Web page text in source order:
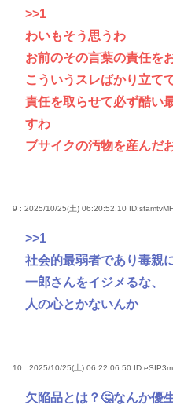
>>1
わいもそう思うわ
お前のその言葉の責任を
こういうスレばかり立て
責任を取らせて必ず酷い
すわ
ブサイクの汚物を産んだ
9 : 2025/10/25(土) 06:20:52.10
>>1
社会的最弱者であり毒親
一郎さんをイジメるな、
人の心とかないんか
10 : 2025/10/25(土) 06:22:06.50
欠陥品とは？🤔なんか優